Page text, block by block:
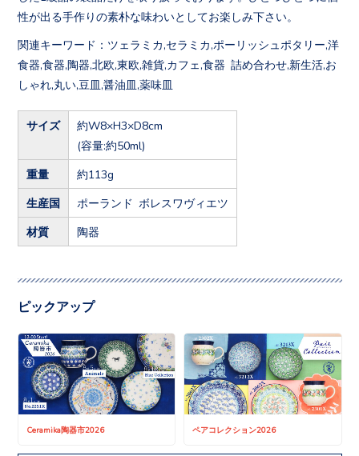
性が出る手作りの素朴な味わいとしてお楽しみ下さい。
関連キーワード：ツェラミカ,セラミカ,ポーリッシュポタリー,洋
食器,食器,陶器,北欧,東欧,雑貨,カフェ,食器 詰め合わせ,新生活,お
しゃれ,丸い,豆皿,醤油皿,薬味皿
サイズ
約W8×H3×D8cm
(容量:約50ml)
重量 約113g
生産国 ポーランド ボレスワヴィエツ
材質 陶器
ピックアップ
Ceramika陶器市2026 ペアコレクション2026